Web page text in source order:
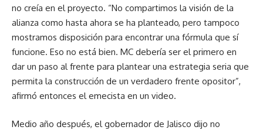
no creía en el proyecto. “No compartimos la visión de la
alianza como hasta ahora se ha planteado, pero tampoco
mostramos disposición para encontrar una fórmula que sí
funcione. Eso no está bien. MC debería ser el primero en
dar un paso al frente para plantear una estrategia seria que
permita la construcción de un verdadero frente opositor”,
afirmó entonces el emecista en un video.
Medio año después, el gobernador de Jalisco dijo no